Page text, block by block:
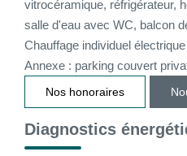
vitrocéramique, réfrigérateur,
salle d'eau avec WC, balcon
Chauffage individuel électrique
Annexe : parking couvert
Nos honoraires
Diagnostics